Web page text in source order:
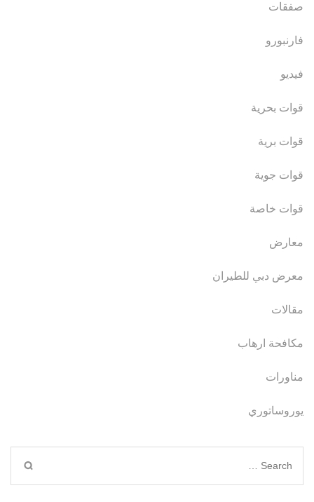
صفقات
فارنبورو
فيديو
قوات بحرية
قوات برية
قوات جوية
قوات خاصة
معارض
معرض دبي للطيران
مقالات
مكافحة ارهاب
مناورات
يوروساتوري
Search
for: